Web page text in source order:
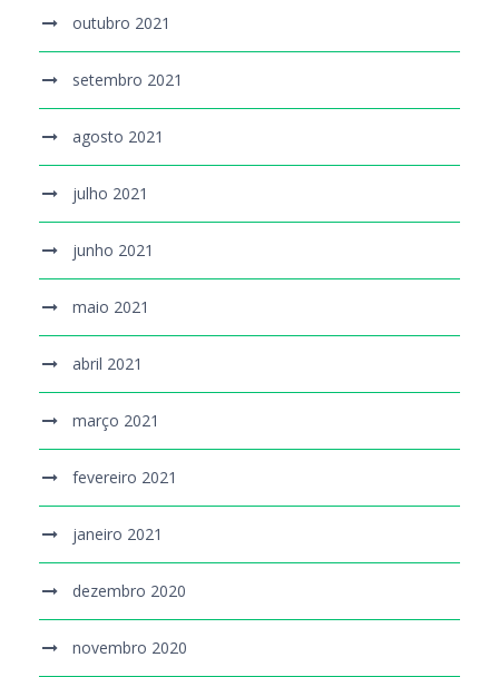
outubro 2021
setembro 2021
agosto 2021
julho 2021
junho 2021
maio 2021
abril 2021
março 2021
fevereiro 2021
janeiro 2021
dezembro 2020
novembro 2020